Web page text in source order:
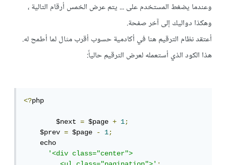
وعندما يضغط المستخدم على ... يتم عرض الخمس أرقام التالية ،
وهكذا دواليك إلى آخر صفحة.
أعتقد نظام الترقيم هنا في أكادمية حسوب أقرب مثال لما أطمح له.
هذا الكود الذي أستعمله لعرض الترقيم حالياً:
<?php
	$next
= $page + 1;
    $prev
= $page - 1;
    echo
'<div class="center">